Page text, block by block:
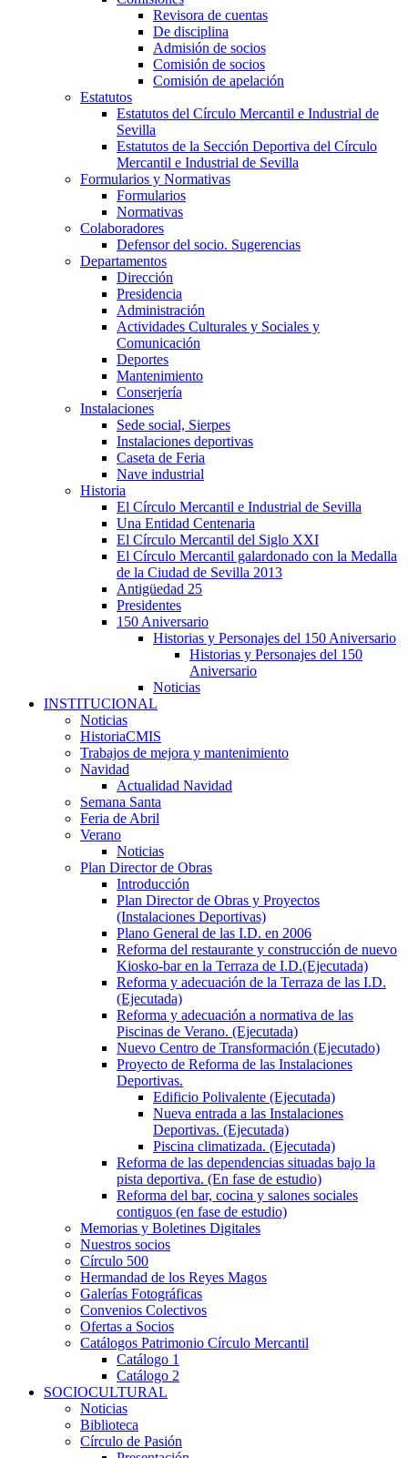
Revisora de cuentas
De disciplina
Admisión de socios
Comisión de socios
Comisión de apelación
Estatutos
Estatutos del Círculo Mercantil e Industrial de
Sevilla
Estatutos de la Sección Deportiva del Círculo
Mercantil e Industrial de Sevilla
Formularios y Normativas
Formularios
Normativas
Colaboradores
Defensor del socio. Sugerencias
Departamentos
Dirección
Presidencia
Administración
Actividades Culturales y Sociales y
Comunicación
Deportes
Mantenimiento
Conserjería
Instalaciones
Sede social, Sierpes
Instalaciones deportivas
Caseta de Feria
Nave industrial
Historia
El Círculo Mercantil e Industrial de Sevilla
Una Entidad Centenaria
El Círculo Mercantil del Siglo XXI
El Círculo Mercantil galardonado con la Medalla
de la Ciudad de Sevilla 2013
Antigüedad 25
Presidentes
150 Aniversario
Historias y Personajes del 150 Aniversario
Historias y Personajes del 150
Aniversario
Noticias
INSTITUCIONAL
Noticias
HistoriaCMIS
Trabajos de mejora y mantenimiento
Navidad
Actualidad Navidad
Semana Santa
Feria de Abril
Verano
Noticias
Plan Director de Obras
Introducción
Plan Director de Obras y Proyectos
(Instalaciones Deportivas)
Plano General de las I.D. en 2006
Reforma del restaurante y construcción de nuevo
Kiosko-bar en la Terraza de I.D.(Ejecutada)
Reforma y adecuación de la Terraza de las I.D.
(Ejecutada)
Reforma y adecuación a normativa de las
Piscinas de Verano. (Ejecutada)
Nuevo Centro de Transformación (Ejecutado)
Proyecto de Reforma de las Instalaciones
Deportivas.
Edificio Polivalente (Ejecutada)
Nueva entrada a las Instalaciones
Deportivas. (Ejecutada)
Piscina climatizada. (Ejecutada)
Reforma de las dependencias situadas bajo la
pista deportiva. (En fase de estudio)
Reforma del bar, cocina y salones sociales
contiguos (en fase de estudio)
Memorias y Boletines Digitales
Nuestros socios
Círculo 500
Hermandad de los Reyes Magos
Galerías Fotográficas
Convenios Colectivos
Ofertas a Socios
Catálogos Patrimonio Círculo Mercantil
Catálogo 1
Catálogo 2
SOCIOCULTURAL
Noticias
Biblioteca
Círculo de Pasión